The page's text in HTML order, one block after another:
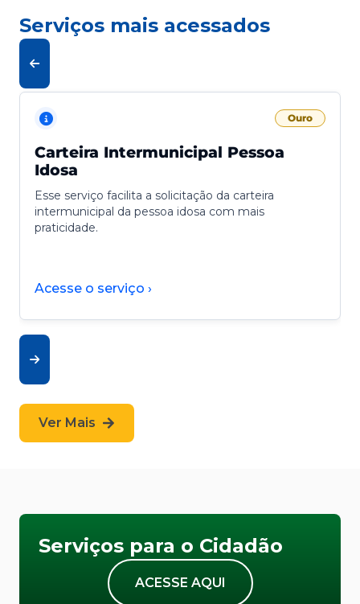
Serviços mais acessados
Ouro
Carteira Intermunicipal Pessoa
Idosa
Esse serviço facilita a solicitação da carteira
intermunicipal da pessoa idosa com mais
praticidade.
Acesse o serviço ›
Ver Mais
Serviços para o Cidadão
ACESSE AQUI